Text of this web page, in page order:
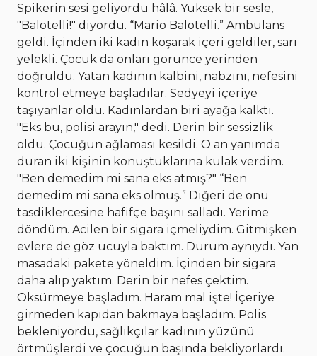
Spikerin sesi geliyordu hâlâ. Yüksek bir sesle,
"Balotelli!" diyordu. “Mario Balotelli.” Ambulans
geldi. İçinden iki kadın koşarak içeri geldiler, sarı
yelekli. Çocuk da onları görünce yerinden
doğruldu. Yatan kadının kalbini, nabzını, nefesini
kontrol etmeye başladılar. Sedyeyi içeriye
taşıyanlar oldu. Kadınlardan biri ayağa kalktı.
"Eks bu, polisi arayın," dedi. Derin bir sessizlik
oldu. Çocuğun ağlaması kesildi. O an yanımda
duran iki kişinin konuştuklarına kulak verdim.
"Ben demedim mi sana eks atmış?" “Ben
demedim mi sana eks olmuş.” Diğeri de onu
tasdiklercesine hafifçe başını salladı. Yerime
döndüm. Acilen bir sigara içmeliydim. Gitmişken
evlere de göz ucuyla baktım. Durum aynıydı. Yan
masadaki pakete yöneldim. İçinden bir sigara
daha alıp yaktım. Derin bir nefes çektim.
Öksürmeye başladım. Haram mal işte! İçeriye
girmeden kapıdan bakmaya başladım. Polis
bekleniyordu, sağlıkçılar kadının yüzünü
örtmüşlerdi ve çocuğun başında bekliyorlardı.